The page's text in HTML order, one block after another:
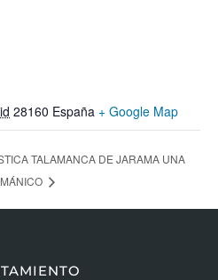
28160 España + Google Map
TALAMANCA DE JARAMA UNA